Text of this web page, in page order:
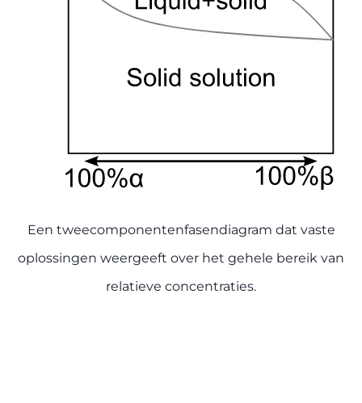
Een tweecomponentenfasendiagram dat vaste
oplossingen weergeeft over het gehele bereik van
relatieve concentraties.